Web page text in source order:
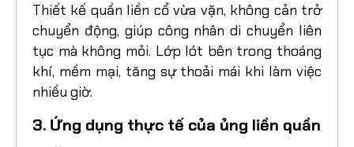
Thiết kế quần liền cổ vừa vặn, không cản trở
chuyển động, giúp công nhân di chuyển liên
tục mà không mỏi. Lớp lót bên trong thoáng
khí, mềm mại, tăng sự thoải mái khi làm việc
nhiều giờ.
3. Ứng dụng thực tế của ủng liền quần